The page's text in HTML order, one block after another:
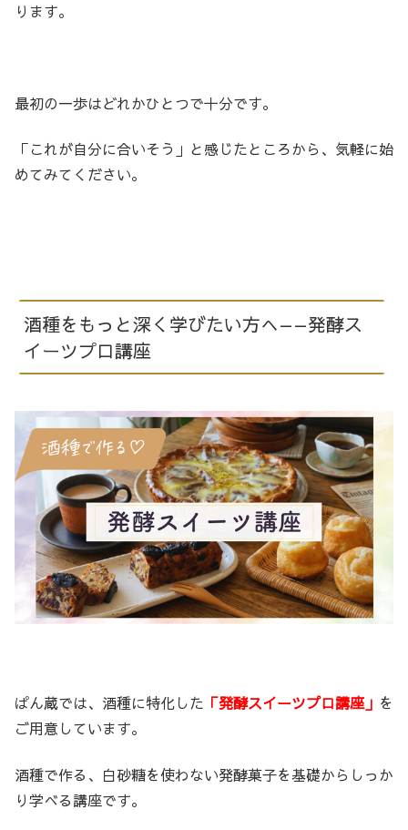
ります。
最初の一歩はどれかひとつで十分です。
「これが自分に合いそう」と感じたところから、気軽に始
めてみてください。
酒種をもっと深く学びたい方へ——発酵ス
イーツプロ講座
ぱん蔵では、酒種に特化した 「発酵スイーツプロ講座」 を
ご用意しています。
酒種で作る、白砂糖を使わない発酵菓子を基礎からしっか
り学べる講座です。